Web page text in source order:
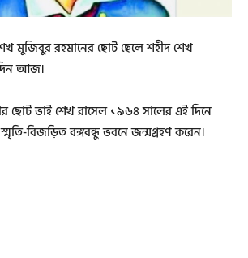
মুজিবুর রহমানের ছোট ছেলে শহীদ শেখ
আজ।
ছোট ভাই শেখ রাসেল ১৯৬৪ সালের এই দিনে
বিজড়িত বঙ্গবন্ধু ভবনে জন্মগ্রহণ করেন।